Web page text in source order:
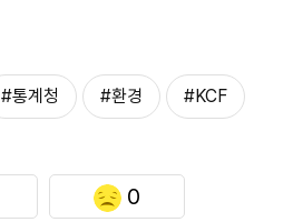
#통계청 #환경 #KCF
0